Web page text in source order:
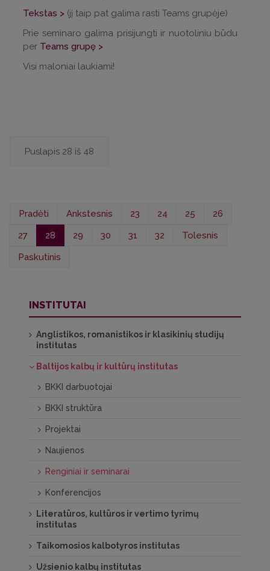
Tekstas > (jį taip pat galima rasti Teams grupėje)
Prie seminaro galima prisijungti ir nuotoliniu būdu
per Teams grupę >
Visi maloniai laukiami!
Puslapis 28 iš 48
Pradėti Ankstesnis 23 24 25
26
27
28 29 30 31 32
Tolesnis
Paskutinis
INSTITUTAI
Anglistikos, romanistikos ir klasikinių studijų
institutas
Baltijos kalbų ir kultūrų institutas
BKKI darbuotojai
BKKI struktūra
Projektai
Naujienos
Renginiai ir seminarai
Konferencijos
Literatūros, kultūros ir vertimo tyrimų
institutas
Taikomosios kalbotyros institutas
Užsienio kalbų institutas